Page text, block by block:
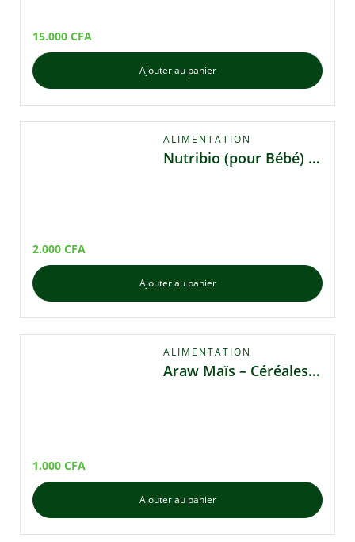
15.000 CFA
Ajouter au panier
ALIMENTATION
Nutribio (pour Bébé) – Farine Infantile Nutritive 🌱👶
2.000 CFA
Ajouter au panier
ALIMENTATION
Araw Maïs – Céréales Naturelles
1.000 CFA
Ajouter au panier